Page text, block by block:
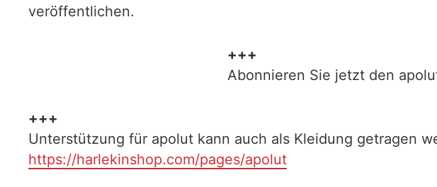
veröffentlichen.
+++
Abonnieren Sie jetzt den
+++
Unterstützung für apolut kann auch als Kleidung getragen
https://harlekinshop.com/pages/apolut